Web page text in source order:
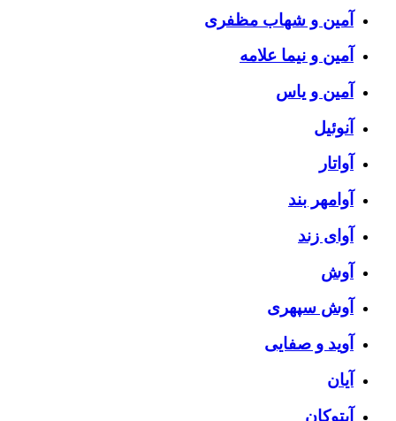
آمین و شهاب مظفری
آمین و نیما علامه
آمین و یاس
آنوئیل
آواتار
آوامهر بند
آوای زند
آوش
آوش سپهری
آوید و صفایی
آیان
آیتوکان